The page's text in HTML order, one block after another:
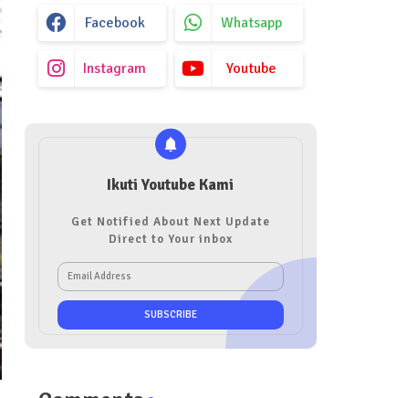
Facebook Whatsapp
Instagram Youtube
Ikuti Youtube Kami
Get Notified About Next Update
Direct to Your inbox